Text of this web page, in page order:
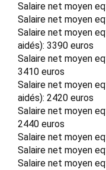
Salaire net moyen
Salaire net moyen
Salaire net moyen
aidés): 3390 euros
Salaire net moyen
3410 euros
Salaire net moyen
aidés): 2420 euros
Salaire net moyen
2440 euros
Salaire net moyen
Salaire net moyen
Salaire net moyen